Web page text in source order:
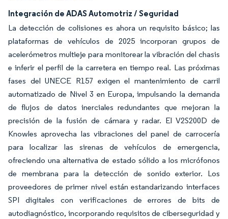
Integración de ADAS Automotriz / Seguridad
La detección de colisiones es ahora un requisito básico; las
plataformas de vehículos de 2025 incorporan grupos de
acelerómetros multieje para monitorear la vibración del chasis
e inferir el perfil de la carretera en tiempo real. Las próximas
fases del UNECE R157 exigen el mantenimiento de carril
automatizado de Nivel 3 en Europa, impulsando la demanda
de flujos de datos inerciales redundantes que mejoran la
precisión de la fusión de cámara y radar. El V2S200D de
Knowles aprovecha las vibraciones del panel de carrocería
para localizar las sirenas de vehículos de emergencia,
ofreciendo una alternativa de estado sólido a los micrófonos
de membrana para la detección de sonido exterior. Los
proveedores de primer nivel están estandarizando interfaces
SPI digitales con verificaciones de errores de bits de
autodiagnóstico, incorporando requisitos de ciberseguridad y